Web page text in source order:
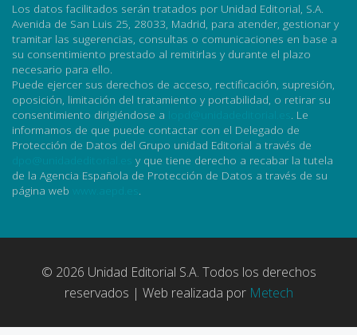
Los datos facilitados serán tratados por Unidad Editorial, S.A.
Avenida de San Luis 25, 28033, Madrid, para atender, gestionar y
tramitar las sugerencias, consultas o comunicaciones en base a
su consentimiento prestado al remitirlas y durante el plazo
necesario para ello.
Puede ejercer sus derechos de acceso, rectificación, supresión,
oposición, limitación del tratamiento y portabilidad, o retirar su
consentimiento dirigiéndose a
. Le
informamos de que puede contactar con el Delegado de
Protección de Datos del Grupo unidad Editorial a través de
y que tiene derecho a recabar la tutela
de la Agencia Española de Protección de Datos a través de su
página web
.
© 2026 Unidad Editorial S.A. Todos los derechos
reservados | Web realizada por Metech